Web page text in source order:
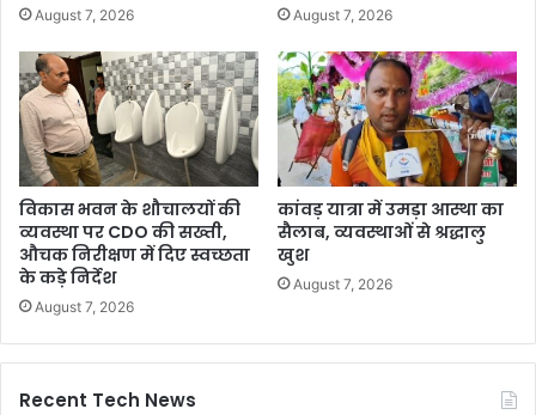
August 7, 2026 August 7, 2026
विकास भवन के शौचालयों की
व्यवस्था पर CDO की सख्ती,
औचक निरीक्षण में दिए स्वच्छता
के कड़े निर्देश
August 7, 2026
कांवड़ यात्रा में उमड़ा आस्था का
सैलाब, व्यवस्थाओं से श्रद्धालु
खुश
August 7, 2026
Recent Tech News